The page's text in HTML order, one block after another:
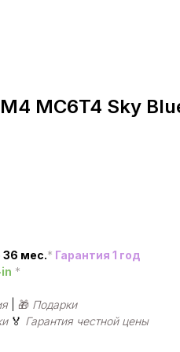
MC6T4 Sky
36 мес.* Гарантия 1 год
*
🎁 Подарки
🏅 Гарантия честной цены